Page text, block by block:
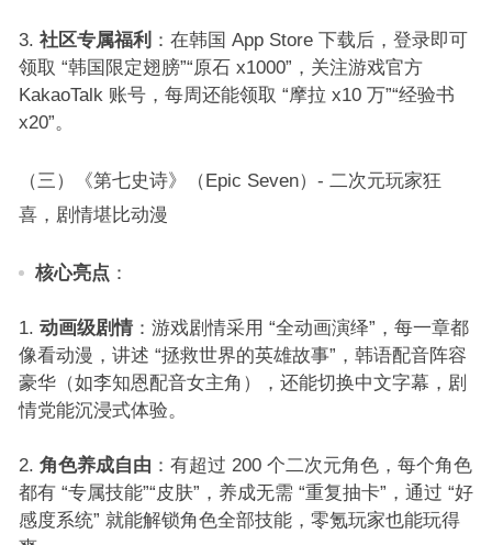
社区专属福利
：在韩国 App Store 下载后，登录即可
领取 “韩国限定翅膀”“原石 x1000”，关注游戏官方
KakaoTalk 账号，每周还能领取 “摩拉 x10 万”“经验书
x20”。​
（三）《第七史诗》（Epic Seven）- 二次元玩家狂
喜，剧情堪比动漫​
核心亮点 ：​
动画级剧情：游戏剧情采用 “全动画演绎”，每一章都
像看动漫，讲述 “拯救世界的英雄故事”，韩语配音阵容
豪华（如李知恩配音女主角），还能切换中文字幕，剧
情党能沉浸式体验。​
角色养成自由 ：有超过 200 个二次元角色，每个角色
都有 “专属技能”“皮肤”，养成无需 “重复抽卡”，通过 “好
感度系统” 就能解锁角色全部技能，零氪玩家也能玩得